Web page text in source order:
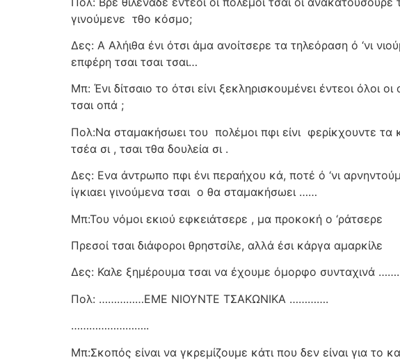
γινούμενε τθο κόσμο;
Δες: Α Αλήιθα ένι ότσι άμα ανοίτσερε τα τηλεόραση ό ‘νι
επφέρη τσαι τσαι τσαι…
Μπ: Ένι δίτσαιο το ότσι είνι ξεκληρισκουμένει έντεοι όλοι
τσαι οπά ;
Πολ:Να σταμακήσωει του πολέμοι πφι είνι φερίκχουντε τα
τσέα σι , τσαι τθα δουλεία σι .
Δες: Ενα άντρωπο πφι ένι περαήχου κά, ποτέ ό ‘νι
ίγκιαει γινούμενα τσαι ο θα σταμακήσωει ……
Μπ:Του νόμοι εκιού εφκειάτσερε , μα προκοκή ο ‘ράτσερε
Πρεσοί τσαι διάφοροι θρηστσίλε, αλλά έσι κάργα αμαρκίλε
Δες: Καλε ξημέρουμα τσαι να έχουμε όμορφο συνταχινά
Πολ: ……………ΕΜΕ ΝΙΟΥΝΤΕ ΤΣΑΚΩΝΙΚΑ ………….
……………………..
Μπ:Σκοπός είναι να γκρεμίζουμε κάτι που δεν είναι για το